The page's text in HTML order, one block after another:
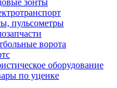
зонты
пульсометры
ворота
оборудование
по уценке